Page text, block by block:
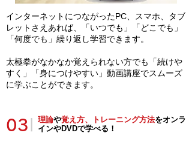
インターネットにつながったPC、スマホ、タブ
レットさえあれば、「いつでも」「どこでも」
「何度でも」繰り返し学習できます。
太極拳がなかなか覚えられない方でも「続けや
すく」「身につけやすい」動画講座でスムーズ
に学ぶことができます。
03 理論や覚え方、トレーニング方法をオンラ
インやDVDで学べる！